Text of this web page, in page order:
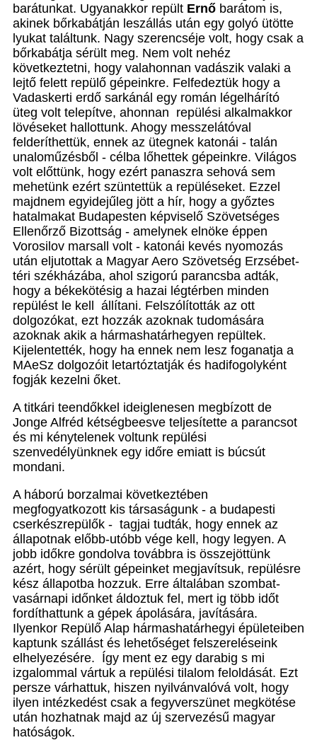
barátunkat. Ugyanakkor repült Ernő barátom is,
akinek bőrkabátján leszállás után egy golyó ütötte
lyukat találtunk. Nagy szerencséje volt, hogy csak a
bőrkabátja sérült meg. Nem volt nehéz
következtetni, hogy valahonnan vadászik valaki a
lejtő felett repülő gépeinkre. Felfedeztük hogy a
Vadaskerti erdő sarkánál egy román légelhárító
üteg volt telepítve, ahonnan repülési alkalmakkor
lövéseket hallottunk. Ahogy messzelátóval
felderíthettük, ennek az ütegnek katonái - talán
unaloműzésből - célba lőhettek gépeinkre. Világos
volt előttünk, hogy ezért panaszra sehová sem
mehetünk ezért szüntettük a repüléseket. Ezzel
majdnem egyidejűleg jött a hír, hogy a győztes
hatalmakat Budapesten képviselő Szövetséges
Ellenőrző Bizottság - amelynek elnöke éppen
Vorosilov marsall volt - katonái kevés nyomozás
után eljutottak a Magyar Aero Szövetség Erzsébet-
téri székházába, ahol szigorú parancsba adták,
hogy a békekötésig a hazai légtérben minden
repülést le kell állítani. Felszólították az ott
dolgozókat, ezt hozzák azoknak tudomására
azoknak akik a hármashatárhegyen repültek.
Kijelentették, hogy ha ennek nem lesz foganatja a
MAeSz dolgozóit letartóztatják és hadifogolyként
fogják kezelni őket.
A titkári teendőkkel ideiglenesen megbízott de
Jonge Alfréd kétségbeesve teljesítette a parancsot
és mi kénytelenek voltunk repülési
szenvedélyünknek egy időre emiatt is búcsút
mondani.
A háború borzalmai következtében
megfogyatkozott kis társaságunk - a budapesti
cserkészrepülők - tagjai tudták, hogy ennek az
állapotnak előbb-utóbb vége kell, hogy legyen. A
jobb időkre gondolva továbbra is összejöttünk
azért, hogy sérült gépeinket megjavítsuk, repülésre
kész állapotba hozzuk. Erre általában szombat-
vasárnapi időnket áldoztuk fel, mert ig több időt
fordíthattunk a gépek ápolására, javítására.
Ilyenkor Repülő Alap hármashatárhegyi épületeiben
kaptunk szállást és lehetőséget felszereléseink
elhelyezésére. Így ment ez egy darabig s mi
izgalommal vártuk a repülési tilalom feloldását. Ezt
persze várhattuk, hiszen nyilvánvalóvá volt, hogy
ilyen intézkedést csak a fegyverszünet megkötése
után hozhatnak majd az új szervezésű magyar
hatóságok.